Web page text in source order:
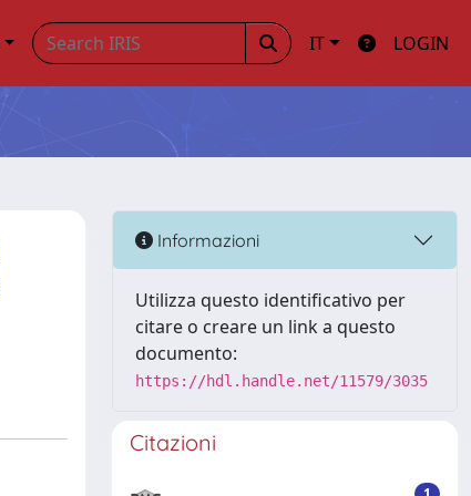
IT LOGIN
Informazioni
Utilizza questo identificativo per
citare o creare un link a questo
documento:
https://hdl.handle.net/11579/3035
Citazioni